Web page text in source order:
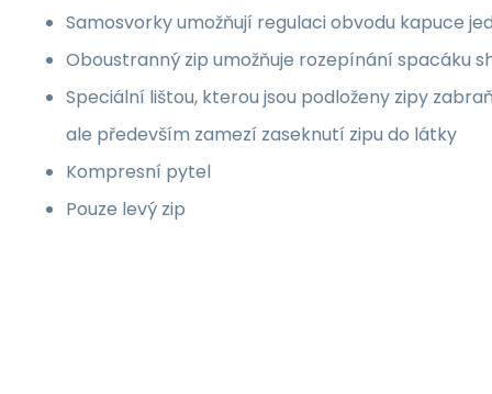
Samosvorky umožňují regulaci obvodu kapuce
Oboustranný zip umožňuje rozepínání spacáku
Speciální lištou, kterou jsou podloženy zipy
ale především zamezí zaseknutí zipu do látky
Kompresní pytel
Pouze levý zip